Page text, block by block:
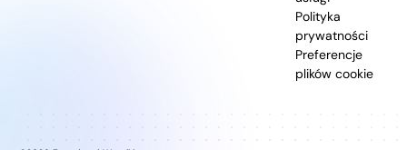
Polityka
prywatności
Preferencje
plików cookie